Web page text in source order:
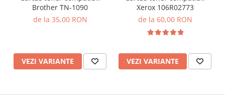
Brother TN-1090
de la 35,00 RON
VEZI VARIANTE
Xerox 106R02773
de la 60,00 RON
VEZI VARIANTE